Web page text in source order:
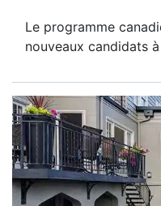
Le programme
nouveaux candidats